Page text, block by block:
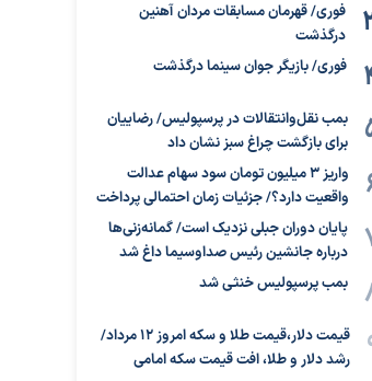
فوری/ قهرمان مسابقات مردان آهنین
درگذشت
فوری/ بازیگر جوان سینما درگذشت
بمب نقل‌وانتقالات در پرسپولیس/ رضاییان
برای بازگشت چراغ سبز نشان داد
واریز ۳ میلیون تومان سود سهام عدالت
واقعیت دارد؟/ جزئیات زمان احتمالی پرداخت
پایان دوران جبلی نزدیک است/ گمانه‌زنی‌ها
درباره جانشین رئیس صداوسیما داغ شد
بمب پرسپولیس خنثی شد
قیمت دلار،قیمت طلا و سکه امروز ۱۲ مرداد/
رشد دلار و طلا، افت قیمت سکه امامی